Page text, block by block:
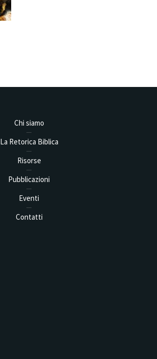
Chi siamo
La Retorica Biblica
Risorse
Pubblicazioni
Eventi
Contatti